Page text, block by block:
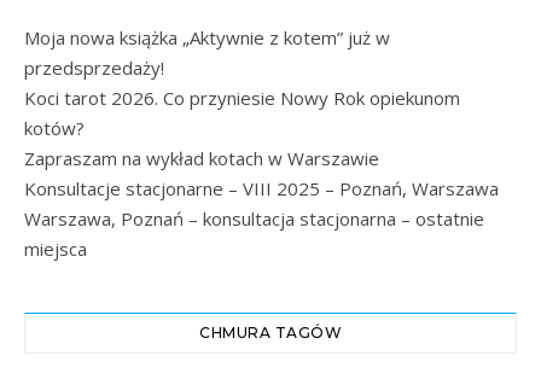
Moja nowa książka „Aktywnie z kotem” już w
przedsprzedaży!
Koci tarot 2026. Co przyniesie Nowy Rok opiekunom
kotów?
Zapraszam na wykład kotach w Warszawie
Konsultacje stacjonarne – VIII 2025 – Poznań, Warszawa
Warszawa, Poznań – konsultacja stacjonarna – ostatnie
miejsca
CHMURA TAGÓW